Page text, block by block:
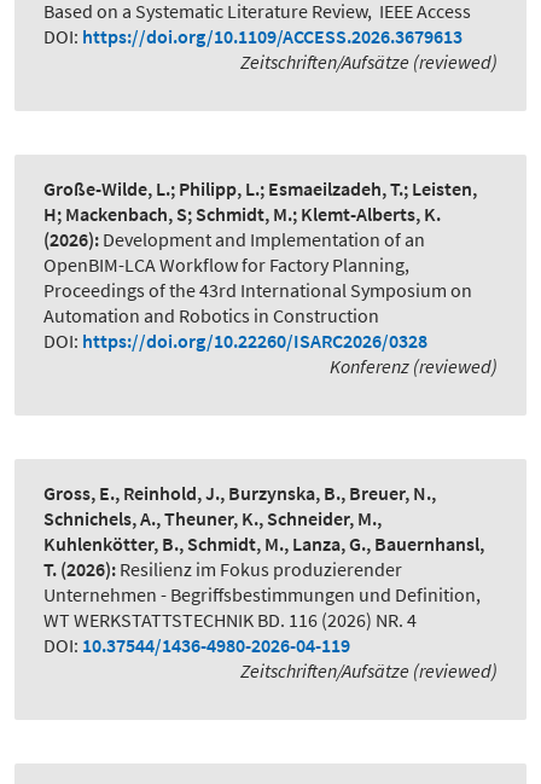
Based on a Systematic Literature Review, IEEE Access
DOI: https://doi.org/10.1109/ACCESS.2026.3679613
Zeitschriften/Aufsätze (reviewed)
Große-Wilde, L.; Philipp, L.; Esmaeilzadeh, T.; Leisten,
H; Mackenbach, S; Schmidt, M.; Klemt-Alberts, K.
(2026): Development and Implementation of an
OpenBIM-LCA Workflow for Factory Planning,
Proceedings of the 43rd International Symposium on
Automation and Robotics in Construction
DOI: https://doi.org/10.22260/ISARC2026/0328
Konferenz (reviewed)
Gross, E., Reinhold, J., Burzynska, B., Breuer, N.,
Schnichels, A., Theuner, K., Schneider, M.,
Kuhlenkötter, B., Schmidt, M., Lanza, G., Bauernhansl,
T. (2026): Resilienz im Fokus produzierender
Unternehmen - Begriffsbestimmungen und Definition,
WT WERKSTATTSTECHNIK BD. 116 (2026) NR. 4
DOI: 10.37544/1436-4980-2026-04-119
Zeitschriften/Aufsätze (reviewed)